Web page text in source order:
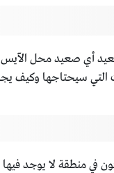
أي صعيد محل
سيحتاجها وكيف